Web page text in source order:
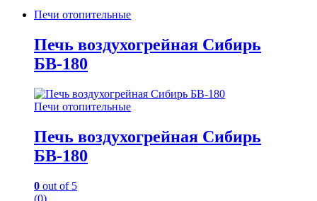
Печи отопительные
Печь воздухогрейная Сибирь
БВ-180
Печи отопительные
Печь воздухогрейная Сибирь
БВ-180
0 out of 5
(0)